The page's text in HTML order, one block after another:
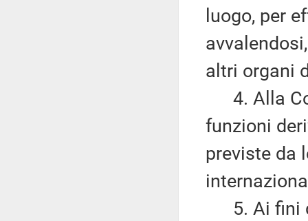
luogo, per
altri organi
4. Alla
funzioni
previste da
5. Ai fini